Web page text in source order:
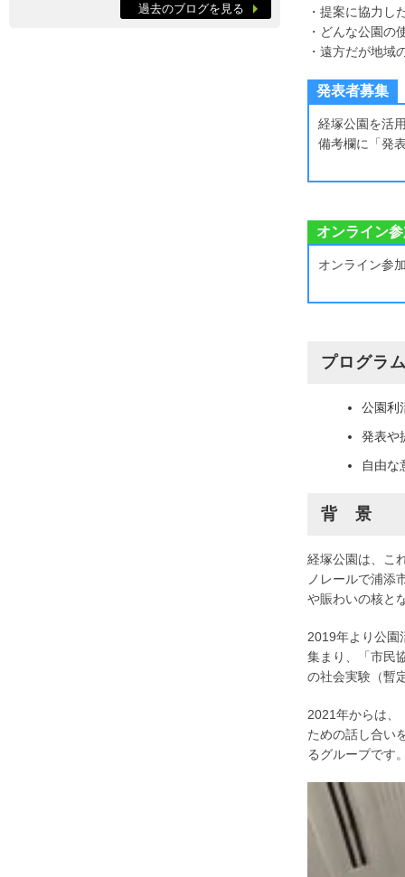
・提案に協力し
・どんな公園の
・遠方だが地域
発表者募集
経塚公園を活
備考欄に「発
オンライン
オンライン参
プログラ
公園利
発表や
自由な
背 景
経塚公園は、こ
ノレールで浦添
や賑わいの核と
2019年より公園
集まり、「市民
の社会実験（暫
2021年からは、
ための話し合い
るグループです
過去のブログを見る